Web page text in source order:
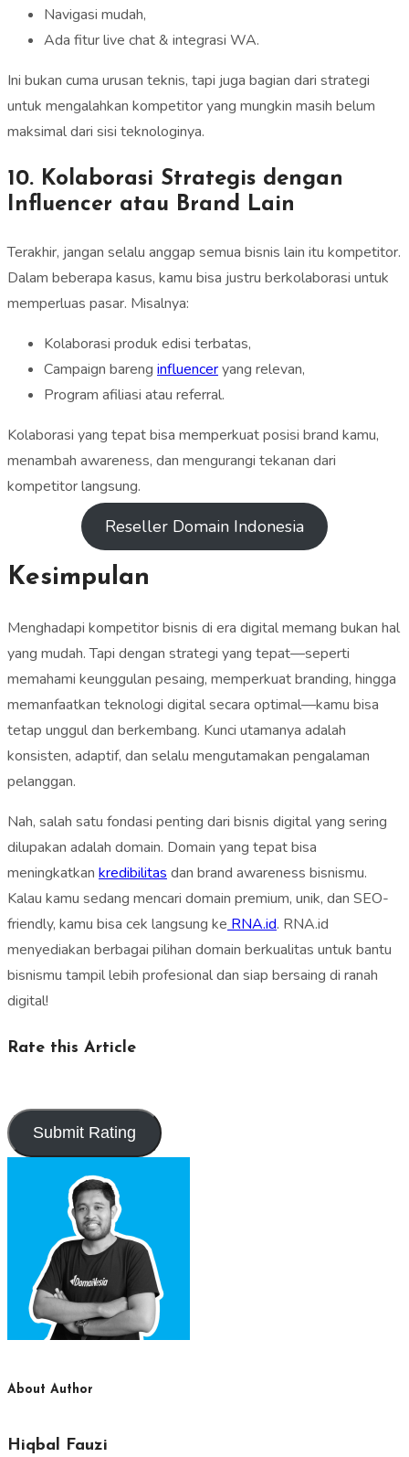
Navigasi mudah,
Ada fitur live chat & integrasi WA.
Ini bukan cuma urusan teknis, tapi juga bagian dari strategi
untuk mengalahkan kompetitor yang mungkin masih belum
maksimal dari sisi teknologinya.
10. Kolaborasi Strategis dengan
Influencer atau Brand Lain
Terakhir, jangan selalu anggap semua bisnis lain itu kompetitor.
Dalam beberapa kasus, kamu bisa justru berkolaborasi untuk
memperluas pasar. Misalnya:
Kolaborasi produk edisi terbatas,
Campaign bareng influenceryang relevan,
Program afiliasi atau referral.
Kolaborasi yang tepat bisa memperkuat posisi brand kamu,
menambah awareness, dan mengurangi tekanan dari
kompetitor langsung.
Reseller Domain Indonesia
Kesimpulan
Menghadapi kompetitor bisnis di era digital memang bukan hal
yang mudah. Tapi dengan strategi yang tepat—seperti
memahami keunggulan pesaing, memperkuat branding, hingga
memanfaatkan teknologi digital secara optimal—kamu bisa
tetap unggul dan berkembang. Kunci utamanya adalah
konsisten, adaptif, dan selalu mengutamakan pengalaman
pelanggan.
Nah, salah satu fondasi penting dari bisnis digital yang sering
dilupakan adalah domain. Domain yang tepat bisa
meningkatkan kredibilitas dan brand awareness bisnismu.
Kalau kamu sedang mencari domain premium, unik, dan SEO-
friendly, kamu bisa cek langsung ke RNA.id. RNA.id
menyediakan berbagai pilihan domain berkualitas untuk bantu
bisnismu tampil lebih profesional dan siap bersaing di ranah
digital!
Rate this Article
About Author
Hiqbal Fauzi